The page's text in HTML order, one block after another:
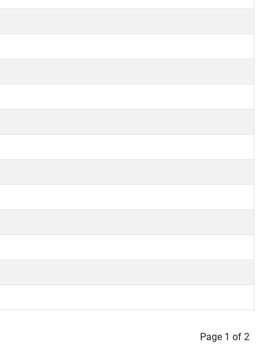
Page 1 of 2